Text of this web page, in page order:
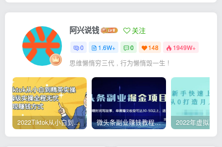
阿兴说钱 关注
0 1.6W+ 0 148 1949W+
思维懒惰穷三代 , 行为懒惰毁一生 !
2022Tiktok从小白到精英实操，0-1保姆级实操全程无忧，多种变现赚钱方式 微头条副业赚钱教程，项目单号单天做到50-100+收益